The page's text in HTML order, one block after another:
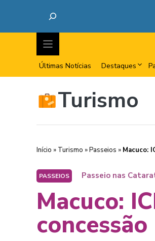
Últimas Notícias Destaques
Turismo
Início » Turismo »Passeios » Macuco:
PASSEIOS Passeio nas
Macuco:
concessão